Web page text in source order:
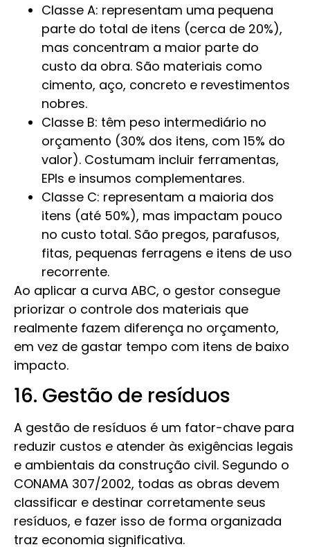
Classe A: representam uma pequena
parte do total de itens (cerca de 20%),
mas concentram a maior parte do
custo da obra. São materiais como
cimento, aço, concreto e revestimentos
nobres.
Classe B: têm peso intermediário no
orçamento (30% dos itens, com 15% do
valor). Costumam incluir ferramentas,
EPIs e insumos complementares.
Classe C: representam a maioria dos
itens (até 50%), mas impactam pouco
no custo total. São pregos, parafusos,
fitas, pequenas ferragens e itens de uso
recorrente.
Ao aplicar a curva ABC, o gestor consegue
priorizar o controle dos materiais que
realmente fazem diferença no orçamento,
em vez de gastar tempo com itens de baixo
impacto.
16. Gestão de resíduos
A gestão de resíduos é um fator-chave para
reduzir custos e atender às exigências legais
e ambientais da construção civil. Segundo o
CONAMA 307/2002, todas as obras devem
classificar e destinar corretamente seus
resíduos, e fazer isso de forma organizada
traz economia significativa.